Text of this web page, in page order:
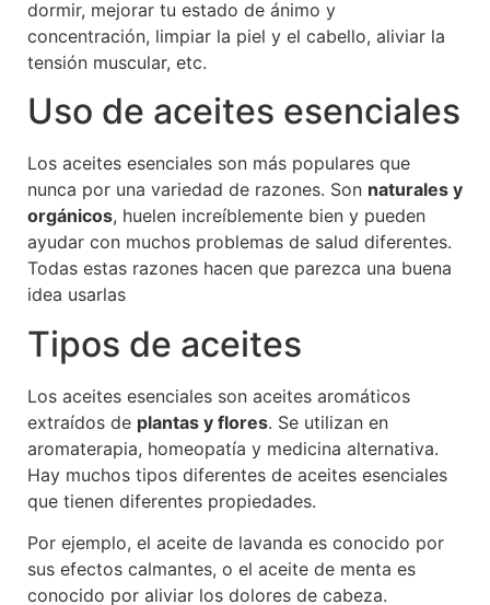
dormir, mejorar tu estado de ánimo y
concentración, limpiar la piel y el cabello, aliviar la
tensión muscular, etc.
Uso de aceites esenciales
Los aceites esenciales son más populares que
nunca por una variedad de razones. Son naturales y
orgánicos, huelen increíblemente bien y pueden
ayudar con muchos problemas de salud diferentes.
Todas estas razones hacen que parezca una buena
idea usarlas
Tipos de aceites
Los aceites esenciales son aceites aromáticos
extraídos de plantas y flores. Se utilizan en
aromaterapia, homeopatía y medicina alternativa.
Hay muchos tipos diferentes de aceites esenciales
que tienen diferentes propiedades.
Por ejemplo, el aceite de lavanda es conocido por
sus efectos calmantes, o el aceite de menta es
conocido por aliviar los dolores de cabeza.